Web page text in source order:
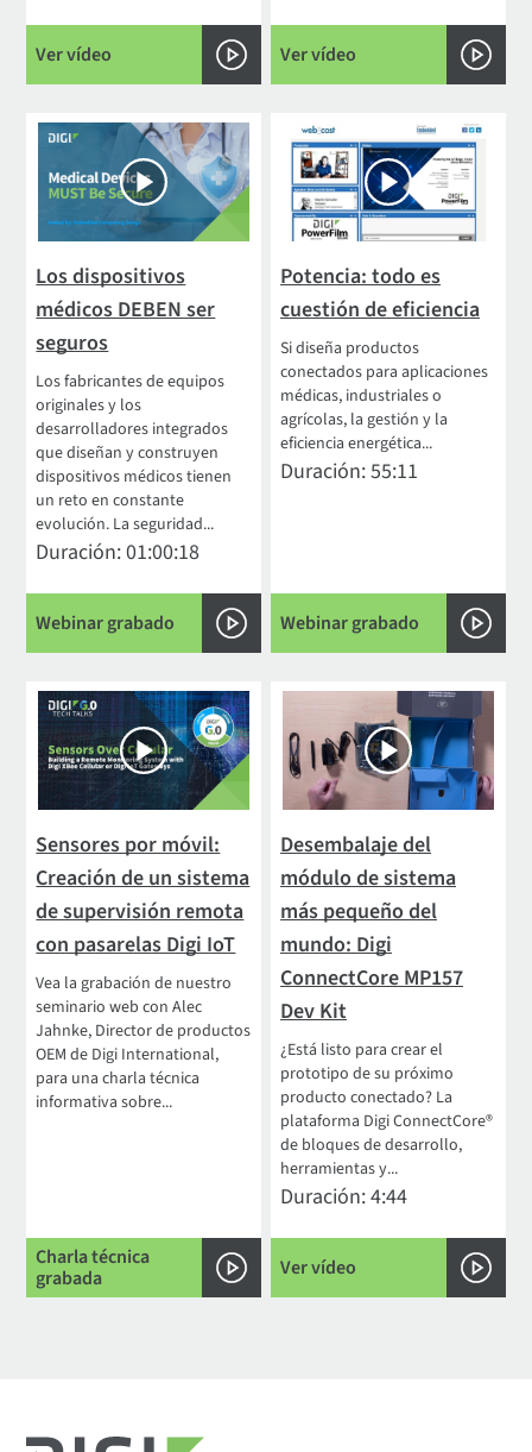
Ver vídeo Ver vídeo
Los dispositivos
médicos DEBEN ser
seguros
Los fabricantes de equipos
originales y los
desarrolladores integrados
que diseñan y construyen
dispositivos médicos tienen
un reto en constante
evolución. La seguridad...
Duración: 01:00:18
Webinar grabado
Potencia: todo es
cuestión de eficiencia
Si diseña productos
conectados para aplicaciones
médicas, industriales o
agrícolas, la gestión y la
eficiencia energética...
Duración: 55:11
Webinar grabado
Sensores por móvil:
Creación de un sistema
de supervisión remota
con pasarelas Digi IoT
Vea la grabación de nuestro
seminario web con Alec
Jahnke, Director de productos
OEM de Digi International,
para una charla técnica
informativa sobre...
Charla técnica
grabada
Desembalaje del
módulo de sistema
más pequeño del
mundo: Digi
ConnectCore MP157
Dev Kit
¿Está listo para crear el
prototipo de su próximo
producto conectado? La
plataforma Digi ConnectCore®
de bloques de desarrollo,
herramientas y...
Duración: 4:44
Ver vídeo